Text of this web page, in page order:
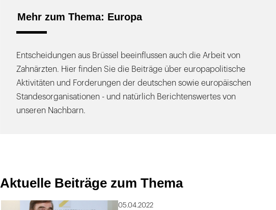
Mehr zum Thema: Europa
Entscheidungen aus Brüssel beeinflussen auch die Arbeit von
Zahnärzten. Hier finden Sie die Beiträge über europapolitische
Aktivitäten und Forderungen der deutschen sowie europäischen
Standesorganisationen - und natürlich Berichtenswertes von
unseren Nachbarn.
Aktuelle Beiträge zum Thema
05.04.2022